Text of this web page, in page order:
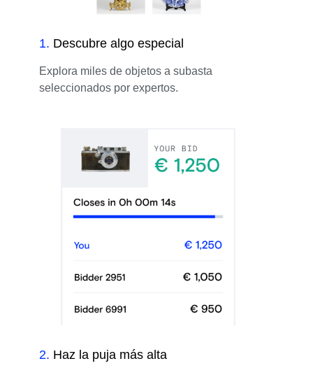
1. Descubre algo especial
Explora miles de objetos a subasta
seleccionados por expertos.
2. Haz la puja más alta